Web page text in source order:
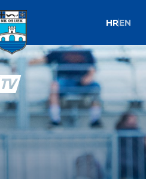
HREN